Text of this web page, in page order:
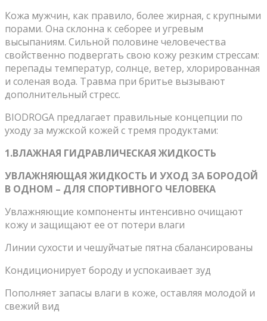
Кожа мужчин, как правило, более жирная, с крупными
порами. Она склонна к себорее и угревым
высыпаниям. Сильной половине человечества
свойственно подвергать свою кожу резким стрессам:
перепады температур, солнце, ветер, хлорированная
и соленая вода. Травма при бритье вызывают
дополнительный стресс.
BIODROGA предлагает правильные концепции по
уходу за мужской кожей с тремя продуктами:
1.ВЛАЖНАЯ ГИДРАВЛИЧЕСКАЯ ЖИДКОСТЬ
УВЛАЖНЯЮЩАЯ ЖИДКОСТЬ И УХОД ЗА БОРОДОЙ
В ОДНОМ – ДЛЯ СПОРТИВНОГО ЧЕЛОВЕКА
Увлажняющие компоненты интенсивно очищают
кожу и защищают ее от потери влаги
Линии сухости и чешуйчатые пятна сбалансированы
Кондиционирует бороду и успокаивает зуд
Пополняет запасы влаги в коже, оставляя молодой и
свежий вид